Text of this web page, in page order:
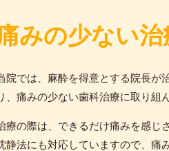
みの少ない
院では、麻酔を得意とする院長が
、痛みの少ない歯科治療に取り組
療の際は、できるだけ痛みを感じ
静法にも対応していますので、痛